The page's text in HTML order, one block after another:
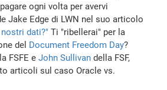
ogni volta per avervi
Jake Edge di LWN nel suo articolo
dati?" Ti "ribellerai" per la
del Document Freedom Day?
FSFE eJohn Sullivan della FSF,
articoli sul caso Oracle vs.